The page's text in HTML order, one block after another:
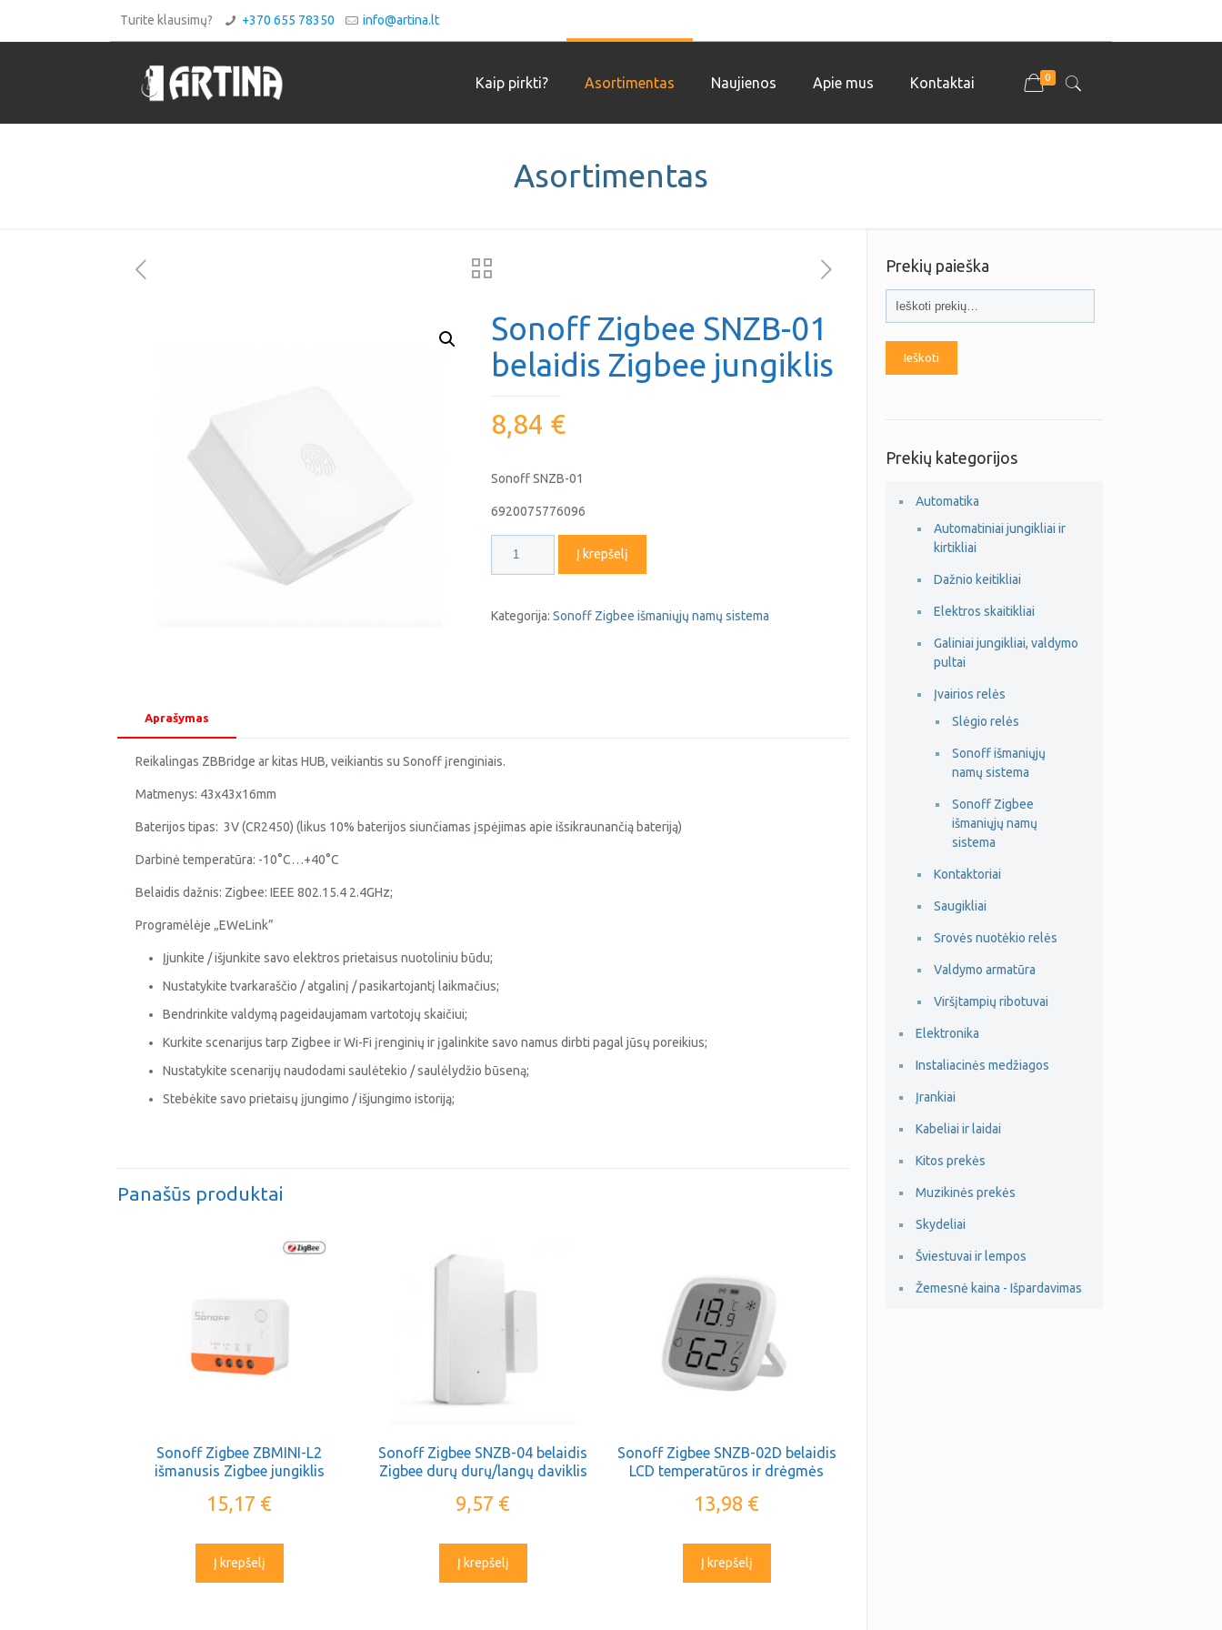
Turite klausimų? +370 655 78350 info@artina.lt
Kaip pirkti? Asortimentas Naujienos Apie mus Kontaktai 0
Asortimentas
Sonoff Zigbee SNZB-01
belaidis Zigbee jungiklis
8,84 €
Sonoff SNZB-01
6920075776096
kiekis:
SNZB-
Į krepšelį
Kategorija: Sonoff Zigbee išmaniųjų namų sistema
Aprašymas
Reikalingas ZBBridge ar kitas HUB, veikiantis su Sonoff įrenginiais.
Matmenys: 43x43x16mm
Baterijos tipas: 3V (CR2450) (likus 10% baterijos siunčiamas įspėjimas apie išsikraunančią bateriją)
Darbinė temperatūra: -10°C…+40°C
Belaidis dažnis: Zigbee: IEEE 802.15.4 2.4GHz;
Programėlėje „EWeLink”
Įjunkite / išjunkite savo elektros prietaisus nuotoliniu būdu;
Nustatykite tvarkaraščio / atgalinį / pasikartojantį laikmačius;
Bendrinkite valdymą pageidaujamam vartotojų skaičiui;
Kurkite scenarijus tarp Zigbee ir Wi-Fi įrenginių ir įgalinkite savo namus dirbti pagal jūsų poreikius;
Nustatykite scenarijų naudodami saulėtekio / saulėlydžio būseną;
Stebėkite savo prietaisų įjungimo / išjungimo istoriją;
Panašūs produktai
Sonoff Zigbee ZBMINI-L2
išmanusis Zigbee jungiklis
15,17 €
Į krepšelį
Sonoff Zigbee SNZB-04 belaidis
Zigbee durų durų/langų daviklis
9,57 €
Į krepšelį
Sonoff Zigbee SNZB-02D belaidis
LCD temperatūros ir drėgmės
13,98 €
Į krepšelį
Prekių paieška
Ieškoti
Prekių kategorijos
Automatika
Automatiniai jungikliai ir
kirtikliai
Dažnio keitikliai
Elektros skaitikliai
Galiniai jungikliai, valdymo
pultai
Įvairios relės
Slėgio relės
Sonoff išmaniųjų
namų sistema
Sonoff Zigbee
išmaniųjų namų
sistema
Kontaktoriai
Saugikliai
Srovės nuotėkio relės
Valdymo armatūra
Viršįtampių ribotuvai
Elektronika
Instaliacinės medžiagos
Įrankiai
Kabeliai ir laidai
Kitos prekės
Muzikinės prekės
Skydeliai
Šviestuvai ir lempos
Žemesnė kaina - Išpardavimas